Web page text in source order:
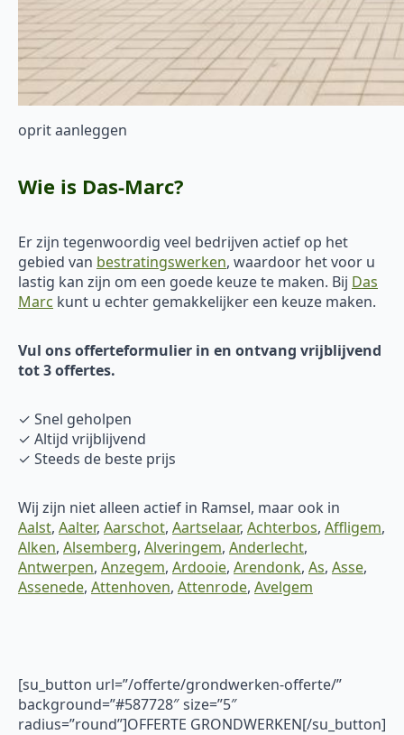
oprit aanleggen
Wie is Das-Marc?
Er zijn tegenwoordig veel bedrijven actief op het
gebied van bestratingswerken, waardoor het voor u
lastig kan zijn om een goede keuze te maken. Bij Das
Marc kunt u echter gemakkelijker een keuze maken.
Vul ons offerteformulier in en ontvang vrijblijvend
tot 3 offertes.
✓ Snel geholpen
✓ Altijd vrijblijvend
✓ Steeds de beste prijs
Wij zijn niet alleen actief in Ramsel, maar ook in
Aalst, Aalter, Aarschot, Aartselaar, Achterbos, Affligem,
Alken, Alsemberg, Alveringem, Anderlecht,
Antwerpen, Anzegem, Ardooie, Arendonk, As, Asse,
Assenede, Attenhoven, Attenrode, Avelgem
[su_button url=”/offerte/grondwerken-offerte/”
background=”#587728″ size=”5″
radius=”round”]OFFERTE GRONDWERKEN[/su_button]